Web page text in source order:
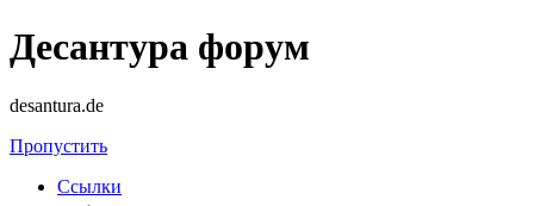
Десантура форум
desantura.de
Пропустить
Ссылки